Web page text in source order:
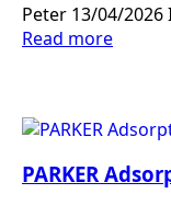
Peter 13/04/2026
Read more
PARKER